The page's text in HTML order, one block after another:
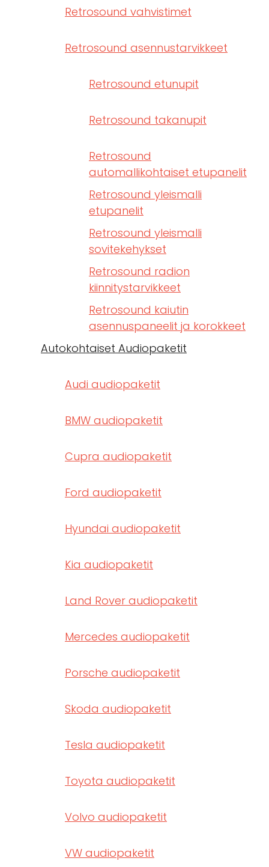
Retrosound vahvistimet
Retrosound asennustarvikkeet
Retrosound etunupit
Retrosound takanupit
Retrosound
automallikohtaiset etupanelit
Retrosound yleismalli
etupanelit
Retrosound yleismalli
sovitekehykset
Retrosound radion
kiinnitystarvikkeet
Retrosound kaiutin
asennuspaneelit ja korokkeet
Autokohtaiset Audiopaketit
Audi audiopaketit
BMW audiopaketit
Cupra audiopaketit
Ford audiopaketit
Hyundai audiopaketit
Kia audiopaketit
Land Rover audiopaketit
Mercedes audiopaketit
Porsche audiopaketit
Skoda audiopaketit
Tesla audiopaketit
Toyota audiopaketit
Volvo audiopaketit
VW audiopaketit